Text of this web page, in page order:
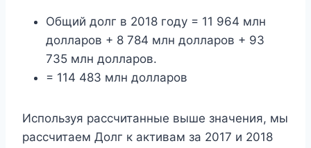
Общий долг в 2018 году = 11 964 млн
долларов + 8 784 млн долларов + 93
735 млн долларов.
= 114 483 млн долларов
Используя рассчитанные выше значения, мы
рассчитаем Долг к активам за 2017 и 2018